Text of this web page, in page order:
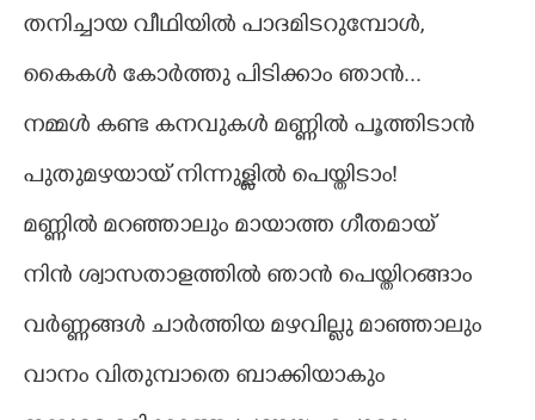
തനിച്ചായ വീഥിയിൽ പാദമിടറുമ്പോൾ,
കൈകൾ കോർത്തു പിടിക്കാം ഞാൻ...
നമ്മൾ കണ്ട കനവുകൾ മണ്ണിൽ പൂത്തിടാൻ
പുതുമഴയായ് നിന്നുള്ളിൽ പെയ്തിടാം!
മണ്ണിൽ മറഞ്ഞാലും മായാത്ത ഗീതമായ്
നിൻ ശ്വാസതാളത്തിൽ ഞാൻ പെയ്തിറങ്ങാം
വർണ്ണങ്ങൾ ചാർത്തിയ മഴവില്ലു മാഞ്ഞാലും
വാനം വിതുമ്പാതെ ബാക്കിയാകും